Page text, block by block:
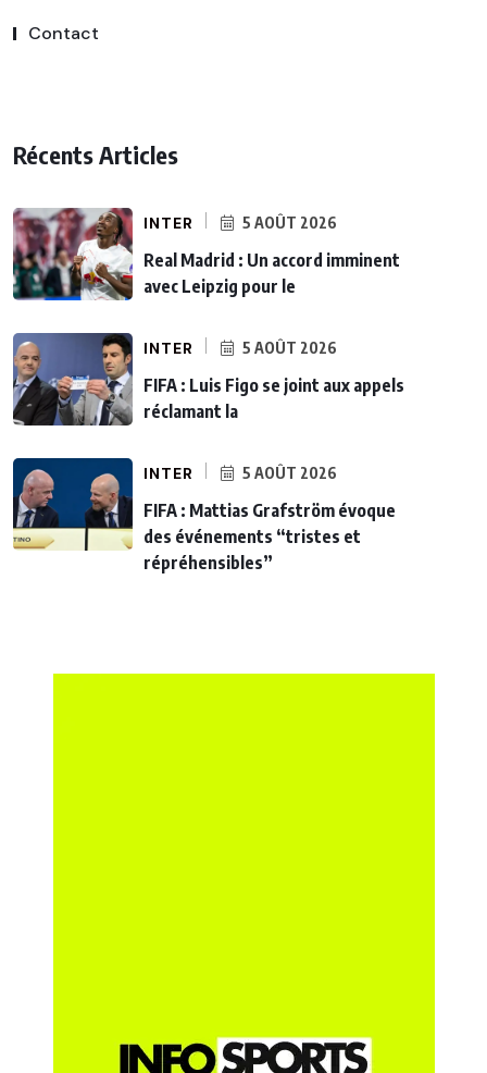
Contact
Récents Articles
INTER 5 AOÛT 2026
Real Madrid : Un accord imminent
avec Leipzig pour le
INTER 5 AOÛT 2026
FIFA : Luis Figo se joint aux appels
réclamant la
INTER 5 AOÛT 2026
FIFA : Mattias Grafström évoque
des événements “tristes et
répréhensibles”